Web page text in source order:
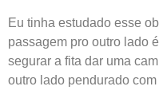
Eu tinha estudado esse
passagem pro outro lado
segurar a fita dar uma
outro lado pendurado